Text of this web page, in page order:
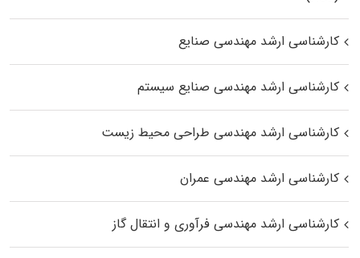
کارشناسی ارشد مهندسی صنایع
کارشناسی ارشد مهندسی صنایع سیستم
کارشناسی ارشد مهندسی طراحی محیط زیست
کارشناسی ارشد مهندسی عمران
کارشناسی ارشد مهندسی فرآوری و انتقال گاز